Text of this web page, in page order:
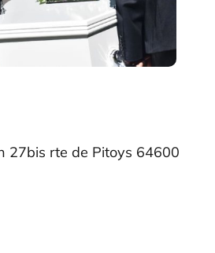
27bis rte de Pitoys 64600